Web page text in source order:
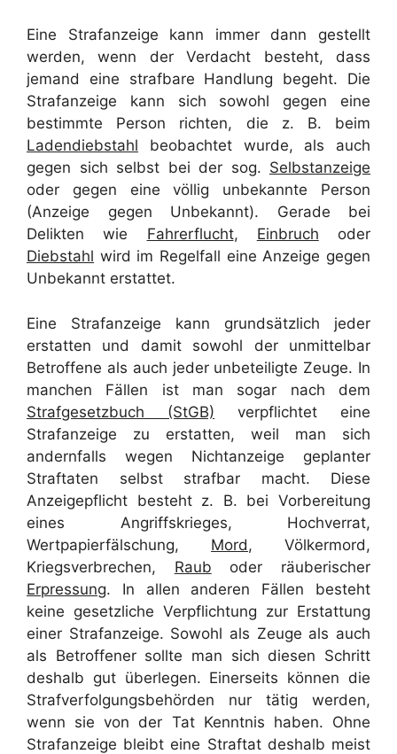
Eine Strafanzeige kann immer dann gestellt
werden, wenn der Verdacht besteht, dass
jemand eine strafbare Handlung begeht. Die
Strafanzeige kann sich sowohl gegen eine
bestimmte Person richten, die z. B. beim
Ladendiebstahl beobachtet wurde, als auch
gegen sich selbst bei der sog. Selbstanzeige
oder gegen eine völlig unbekannte Person
(Anzeige gegen Unbekannt). Gerade bei
Delikten wie Fahrerflucht, Einbruch oder
Diebstahl wird im Regelfall eine Anzeige gegen
Unbekannt erstattet.
Eine Strafanzeige kann grundsätzlich jeder
erstatten und damit sowohl der unmittelbar
Betroffene als auch jeder unbeteiligte Zeuge. In
manchen Fällen ist man sogar nach dem
Strafgesetzbuch (StGB) verpflichtet eine
Strafanzeige zu erstatten, weil man sich
andernfalls wegen Nichtanzeige geplanter
Straftaten selbst strafbar macht. Diese
Anzeigepflicht besteht z. B. bei Vorbereitung
eines Angriffskrieges, Hochverrat,
Wertpapierfälschung, Mord, Völkermord,
Kriegsverbrechen, Raub oder räuberischer
Erpressung. In allen anderen Fällen besteht
keine gesetzliche Verpflichtung zur Erstattung
einer Strafanzeige. Sowohl als Zeuge als auch
als Betroffener sollte man sich diesen Schritt
deshalb gut überlegen. Einerseits können die
Strafverfolgungsbehörden nur tätig werden,
wenn sie von der Tat Kenntnis haben. Ohne
Strafanzeige bleibt eine Straftat deshalb meist